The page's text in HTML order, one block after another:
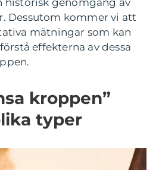
historisk genomgång av
Dessutom kommer vi att
mätningar som kan
effekterna av dessa
kroppen”
typer